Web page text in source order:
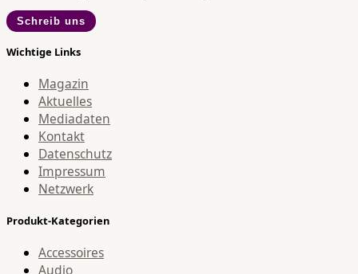
Schreib uns
Wichtige Links
Magazin
Aktuelles
Mediadaten
Kontakt
Datenschutz
Impressum
Netzwerk
Produkt-Kategorien
Accessoires
Audio